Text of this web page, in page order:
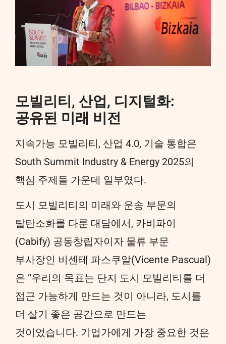
모빌리티, 산업, 디지털화:
공유된 미래 비전
지속가능 모빌리티, 산업 4.0, 기술 통합은
South Summit Industry & Energy 2025의
핵심 주제들 가운데 일부였다.
도시 모빌리티의 미래와 운송 부문의
탈탄소화를 다룬 대담에서, 카비파이
(Cabify) 공동창립자이자 물류 부문
부사장인 비센테 파스쿠알(Vicente Pascual)
은 “우리의 목표는 단지 도시 모빌리티를 더
접근 가능하게 만드는 것이 아니라, 도시를
더 살기 좋은 공간으로 만드는
것이었습니다. 기업가에게 가장 중요한 것은